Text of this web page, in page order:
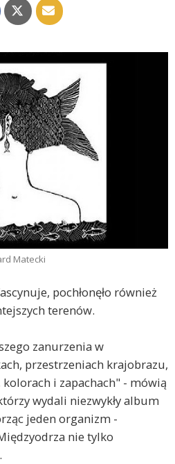
Matecki
pochłonęło również
terenów.
zanurzenia w
przestrzeniach krajobrazu,
kolorach i zapachach" - mówią
wydali niezwykły album
jeden organizm -
nie tylko